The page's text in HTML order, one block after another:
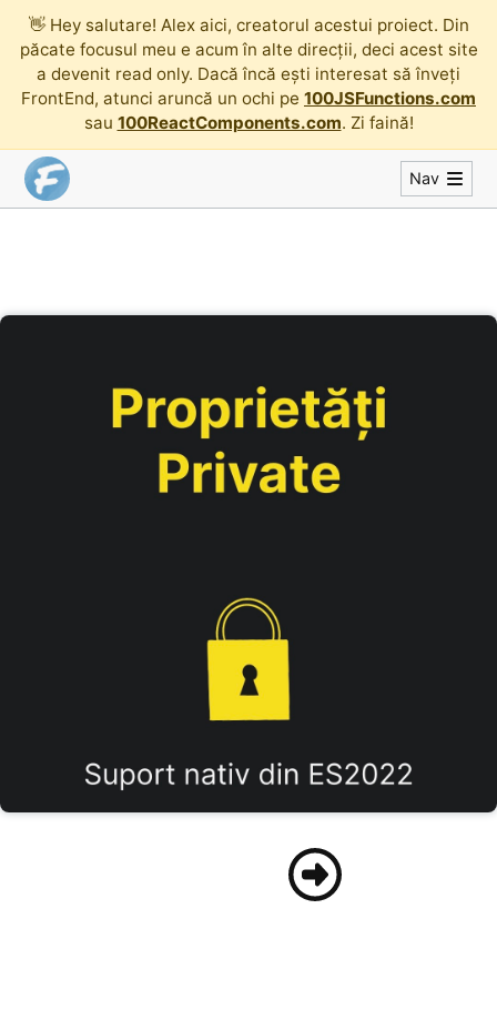
👋 Hey salutare! Alex aici, creatorul acestui proiect. Din
păcate focusul meu e acum în alte direcții, deci acest site
a devenit read only. Dacă încă ești interesat să înveți
FrontEnd, atunci aruncă un ochi pe 100JSFunctions.com
sau 100ReactComponents.com. Zi faină!
Nav